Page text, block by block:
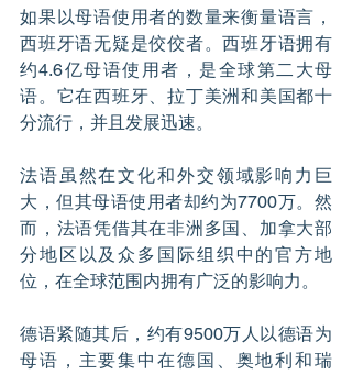
如果以母语使用者的数量来衡量语言，
西班牙语无疑是佼佼者。西班牙语拥有
约4.6亿母语使用者，是全球第二大母
语。它在西班牙、拉丁美洲和美国都十
分流行，并且发展迅速。
法语虽然在文化和外交领域影响力巨
大，但其母语使用者却约为7700万。然
而，法语凭借其在非洲多国、加拿大部
分地区以及众多国际组织中的官方地
位，在全球范围内拥有广泛的影响力。
德语紧随其后，约有9500万人以德语为
母语，主要集中在德国、奥地利和瑞